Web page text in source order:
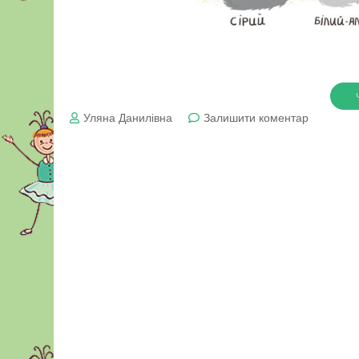
Уляна Данилівна Залишити коментардо